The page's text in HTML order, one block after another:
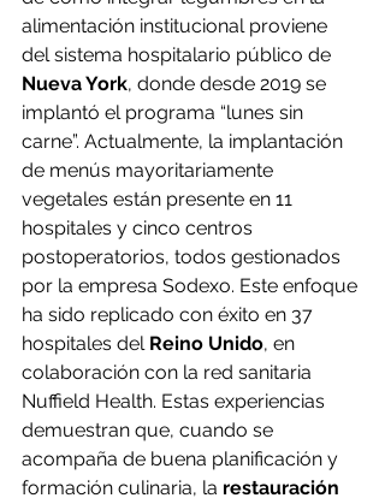
alimentación institucional proviene
del sistema hospitalario público de
Nueva York, donde desde 2019 se
implantó el programa “lunes sin
carne”. Actualmente, la implantación
de menús mayoritariamente
vegetales están presente en 11
hospitales y cinco centros
postoperatorios, todos gestionados
por la empresa Sodexo. Este enfoque
ha sido replicado con éxito en 37
hospitales del Reino Unido, en
colaboración con la red sanitaria
Nuffield Health. Estas experiencias
demuestran que, cuando se
acompaña de buena planificación y
formación culinaria, la restauración